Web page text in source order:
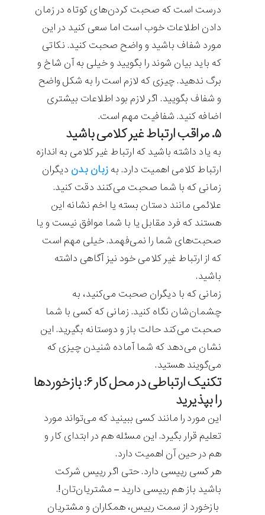
درست است که صحبت کردن‌های کوتاه در زمان
دادن اطلاعات خوب است اما سعی کنید در این
مورد شفاف باشید و واضح صحبت کنید. نکاتی
که باید بیان شوند را بگویید و خیلی به آن شاخ و
برگ ندهید. چیزی که لازم است را به شکل واضح
و شفاف بگویید. اگر لازم بود اطلاعات بیشتری
اضافه کنید. شفافیت مهم است.
۵. مراقب ارتباط غیر کلامی باشید
به یاد داشته باشید که ارتباط غیر کلامی به اندازه
ارتباط کلامی اهمیت دارد. به زبان بدن دیگران
زمانی که با شما صحبت می‌کنند دقت کنید.
علائمی مانند دستان بسته یا اخم نشانه این
هستند که فرد مقابل یا با شما موافق نیست و یا
صحبت‌های شما را نمی‌فهمد. خیلی مهم است
که از ارتباط غیر کلامی خود نیز آگاهی داشته
باشید.
زمانی که با دیگران صحبت می‌کنید، به
چشمان‌شان نگاه کنید. زمانی که کسی با شما
صحبت می‌کند حالت باز و دوستانه بگیرید. این
نشان می‌دهد که شما آماده شنیدن چیزی که
می‌گویند هستید.
تکنیک ارتباطی در محل کار ۶: بازخوردها
را بپذیرید
این مورد را مانند کسی ببینید که می‌تواند مورد
تعلیم قرار بگیرد. این مسئله هم در ابتدای کار و
هم در حین آن اهمیت دارد.
هر کسی رییسی دارد. حتی اگر رییس شرکت
باشید باز هم رییسی دارید – مشتریان‌تان!.
بازخورد از سمت رییس، همکاران و مشتریان